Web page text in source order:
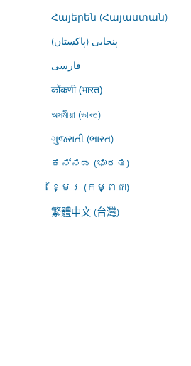
Հայերեն (Հայաստան)
پنجابی (پاکستان)
فارسى
कोंकणी (भारत)
অসমীয়া (ভাৰত)
ગુજરાતી (ભારત)
ಕನ್ನಡ (ಭಾರತ)
ខ្មែរ (កម្ពុជា)
繁體中文 (台灣)